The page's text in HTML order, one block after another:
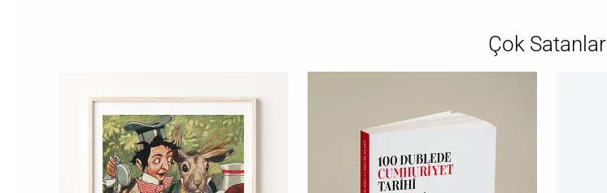
Çok Satanlar